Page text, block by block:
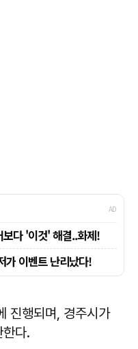
진행되며, 경주시가
다.